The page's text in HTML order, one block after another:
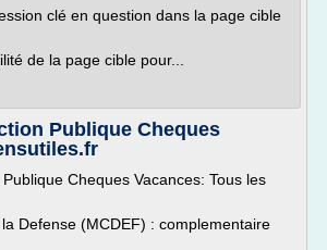
clé en question dans la page cible
de la page cible pour...
Publique Cheques
Cheques Vacances: Tous les
Defense (MCDEF) : complementaire